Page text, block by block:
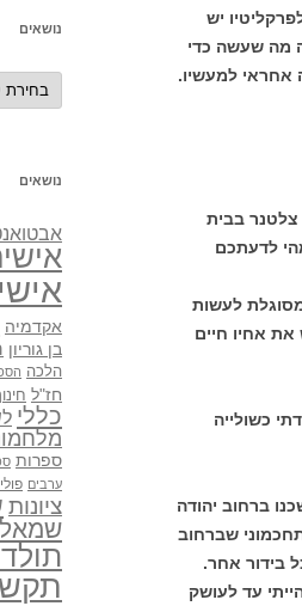
יש
מה שעשה כדי
אחראי למעשיו.
בבית
לדעתכם
לעשות
אחיו חיים
כשולייה
ברחוב יהודה
שברחוב
בידור אחר.
עד לעושק
נושאים
נושאים
נושאים
אקדמיה
בן גוריון
הלכה
חז"ל
כללי
ספרות
ערבים
ציונות